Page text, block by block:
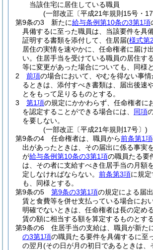
当該住宅に居住している職員
(一部改正〔平成21年規則15号・
第9条の3
新たに給与条例第10条の3第1項
具備するに至った職員は、当該要件を具
証明する書類を添付して、住居届(様式第
居住の実情を速やかに、任命権者に届け
い。 住居手当を受けている職員の居住す
等に変更があった場合についても、同様と
2
前項の場合において、やむを得ない事
るときは、添付すべき書類は、届出後速
とをもって足りるものとする。
3
第1項の規定にかかわらず、任命権者に
を認定することができる場合には、 同項
を要しない。
(一部改正〔平成21年規則17号〕)
第9条の4
任命権者は、職員から前条第1項
出があったときは、その届出に係る事実
が給与条例第10条の3第1項の職員たる要
は、その者に支給すべき住居手当の月額
定しなければならない。 前条第3項に規
も、同様とする。
第9条の5
第9条の3第1項の規定による届
賃と食費等を併せ支払っている場合にお
明確でないときは、任命権者は長の定め
賃の額に相当する額を算定するものとする
第9条の6
住居手当の支給は、職員が新た
の3第1項の職員たる要件を具備するに至
の翌月(その日が月の初日であるときは、